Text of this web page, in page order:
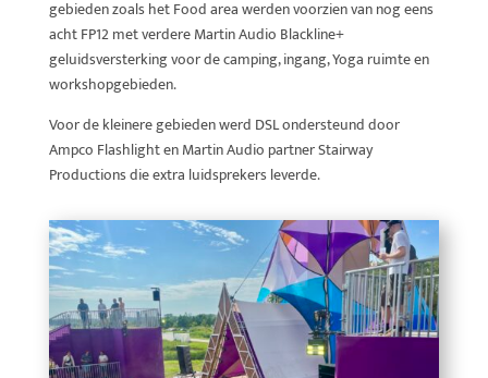
gebieden zoals het Food area werden voorzien van nog eens
acht FP12 met verdere Martin Audio Blackline+
geluidsversterking voor de camping, ingang, Yoga ruimte en
workshopgebieden.
Voor de kleinere gebieden werd DSL ondersteund door
Ampco Flashlight en Martin Audio partner Stairway
Productions die extra luidsprekers leverde.